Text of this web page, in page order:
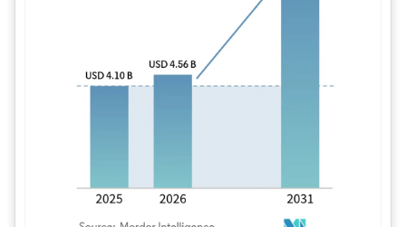
Bild © Mordor Intelligence.